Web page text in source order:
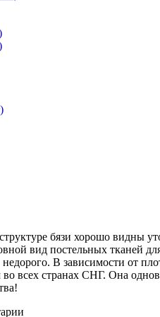
бязи хорошо
вид постельных тканей
В зависимости от
всех странах СНГ. Она